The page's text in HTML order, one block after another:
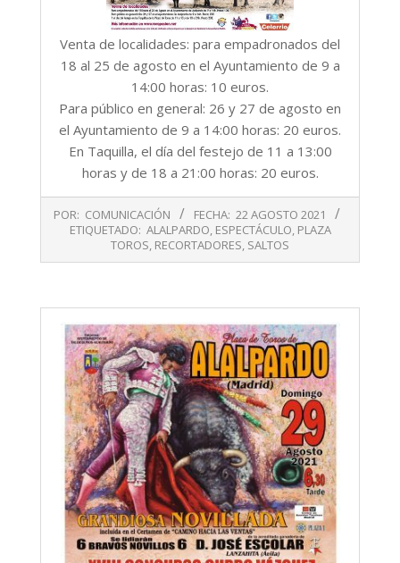
Venta de localidades: para empadronados del
18 al 25 de agosto en el Ayuntamiento de 9 a
14:00 horas: 10 euros.
Para público en general: 26 y 27 de agosto en
el Ayuntamiento de 9 a 14:00 horas: 20 euros.
En Taquilla, el día del festejo de 11 a 13:00
horas y de 18 a 21:00 horas: 20 euros.
08-
POR: COMUNICACIÓN FECHA: 22 AGOSTO 2021
ETIQUETADO: ALALPARDO, ESPECTÁCULO, PLAZA
TOROS, RECORTADORES, SALTOS